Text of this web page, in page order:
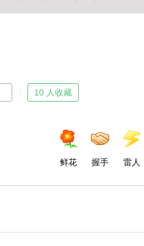
10 人收藏
鲜花 握手 雷人